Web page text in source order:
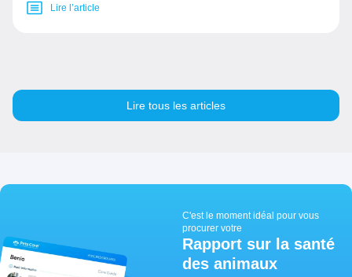
Lire l’article
Lire tous les articles
C'est le moment idéal pour vous
procurer votre
Rapport sur la santé
des animaux